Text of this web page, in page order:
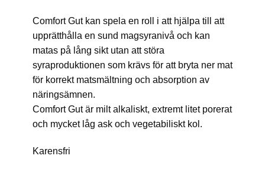
Comfort Gut kan spela en roll i att hjälpa till att
upprätthålla en sund magsyranivå och kan
matas på lång sikt utan att störa
syraproduktionen som krävs för att bryta ner mat
för korrekt matsmältning och absorption av
näringsämnen.
Comfort Gut är milt alkaliskt, extremt litet porerat
och mycket låg ask och vegetabiliskt kol.
Karensfri